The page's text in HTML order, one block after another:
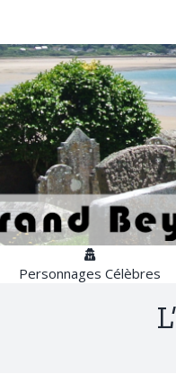
Personnages Célèbres